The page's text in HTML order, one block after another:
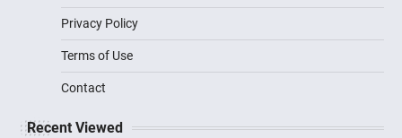
Privacy Policy
Terms of Use
Contact
Recent Viewed